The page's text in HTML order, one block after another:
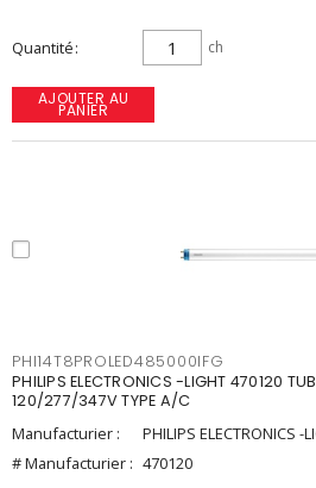
Quantité ch
AJOUTER AU
PANIER
PHI14T8PROLED485000IFG
PHILIPS ELECTRONICS -LIGHT 470120
120/277/347V TYPE A/C
Manufacturier :
PHILIPS ELECTRONICS -
# Manufacturier : 470120